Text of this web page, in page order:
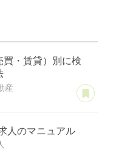
・賃貸）別に検
産
人のマニュアル